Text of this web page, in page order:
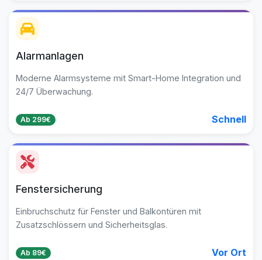
Alarmanlagen
Moderne Alarmsysteme mit Smart-Home Integration und
24/7 Überwachung.
Ab 299€ Schnell
Fenstersicherung
Einbruchschutz für Fenster und Balkontüren mit
Zusatzschlössern und Sicherheitsglas.
Ab 89€ Vor Ort